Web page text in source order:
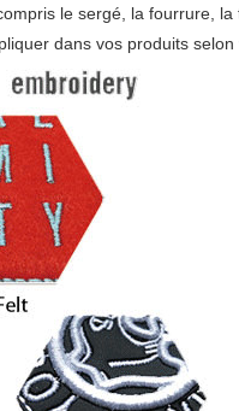
le sergé, la fourrure,
dans vos produits